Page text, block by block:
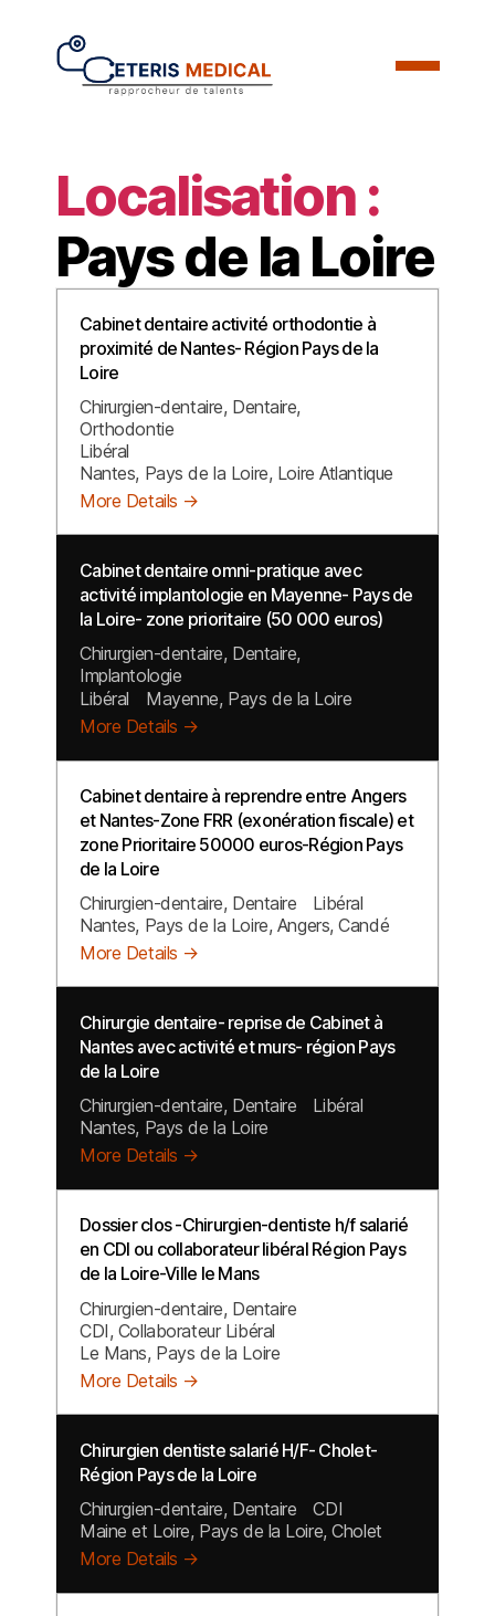
Localisation :
Pays de la Loire
Cabinet dentaire activité orthodontie à
proximité de Nantes- Région Pays de la
Loire
Chirurgien-dentaire Dentaire
Orthodontie
Libéral
Nantes Pays de la Loire Loire Atlantique
More Details
Cabinet dentaire omni-pratique avec
activité implantologie en Mayenne- Pays de
la Loire- zone prioritaire (50 000 euros)
Chirurgien-dentaire Dentaire
Implantologie
Libéral
Mayenne Pays de la Loire
More Details
Cabinet dentaire à reprendre entre Angers
et Nantes-Zone FRR (exonération fiscale) et
zone Prioritaire 50000 euros-Région Pays
de la Loire
Chirurgien-dentaire Dentaire
Libéral
Nantes Pays de la Loire Angers Candé
More Details
Chirurgie dentaire- reprise de Cabinet à
Nantes avec activité et murs- région Pays
de la Loire
Chirurgien-dentaire Dentaire
Libéral
Nantes Pays de la Loire
More Details
Dossier clos -Chirurgien-dentiste h/f salarié
en CDI ou collaborateur libéral Région Pays
de la Loire-Ville le Mans
Chirurgien-dentaire Dentaire
CDI Collaborateur Libéral
Le Mans Pays de la Loire
More Details
Chirurgien dentiste salarié H/F- Cholet-
Région Pays de la Loire
Chirurgien-dentaire Dentaire
CDI
Maine et Loire Pays de la Loire Cholet
More Details